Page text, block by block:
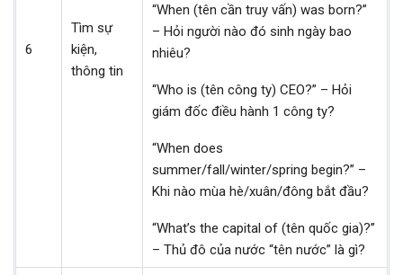
6
Tìm sự
kiện,
thông tin
“When (tên cần truy vấn) was born?”
– Hỏi người nào đó sinh ngày bao
nhiêu?
“Who is (tên công ty) CEO?” – Hỏi
giám đốc điều hành 1 công ty?
“When does
summer/fall/winter/spring begin?” –
Khi nào mùa hè/xuân/đông bắt đầu?
“What’s the capital of (tên quốc gia)?”
– Thủ đô của nước “tên nước” là gì?